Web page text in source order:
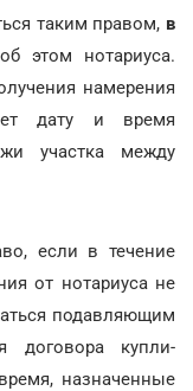
таким правом, в
этом нотариуса.
намерения
дату и время
участка между
если в течение
от нотариуса не
подавляющим
договора купли-
назначенные